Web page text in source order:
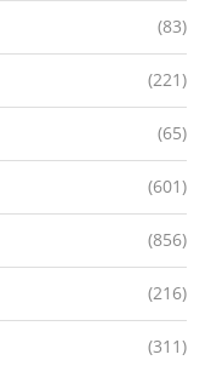
(83)
(221)
(65)
(601)
(856)
(216)
(311)